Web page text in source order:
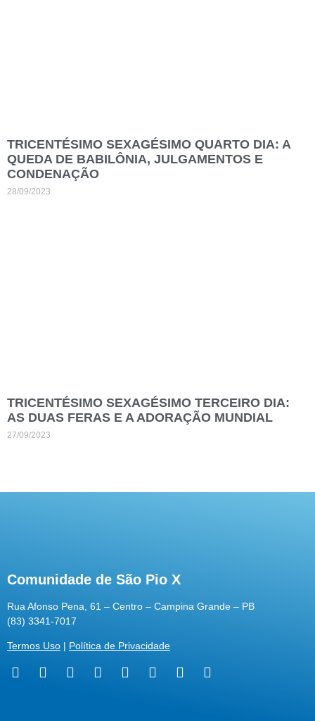
TRICENTÉSIMO SEXAGÉSIMO QUARTO DIA: A
QUEDA DE BABILÔNIA, JULGAMENTOS E
CONDENAÇÃO
28/09/2023
TRICENTÉSIMO SEXAGÉSIMO TERCEIRO DIA:
AS DUAS FERAS E A ADORAÇÃO MUNDIAL
27/09/2023
Comunidade de São Pio X
Rua Afonso Pena, 61 – Centro – Campina Grande – PB
(83) 3341-7017
Termos Uso | Política de Privacidade